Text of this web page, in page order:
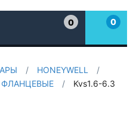
0
0
/ HONEYWELL
/
/ Kvs1.6-6.3